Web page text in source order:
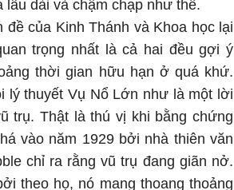
lâu dài và chậm chạp như thế.
của Kinh Thánh và Khoa học lại
trọng nhất là cả hai đều gợi ý
thời gian hữu hạn ở quá khứ.
lý thuyết Vụ Nổ Lớn như là một lời
trụ. Thật là thú vị khi bằng chứng
vào năm 1929 bởi nhà thiên văn
chỉ ra rằng vũ trụ đang giãn nở.
theo họ, nó mang thoang thoảng